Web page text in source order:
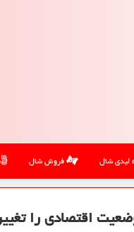
لیدی شال فروش شال
اقتصادی را